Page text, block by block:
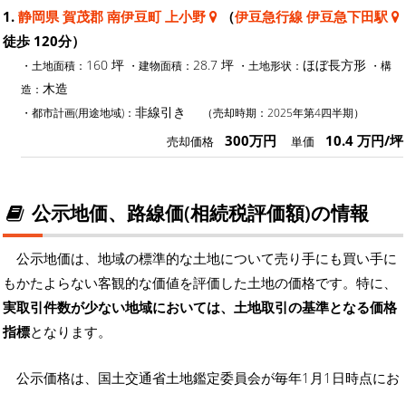
1. 静岡県 賀茂郡 南伊豆町 上小野 （伊豆急行線 伊豆急下田駅
徒歩 120分）
・土地面積： 160 坪 ・建物面積： 28.7 坪 ・土地形状： ほぼ長方形 ・構
造： 木造
・都市計画(用途地域)： 非線引き （売却時期：2025年第4四半期）
売却価格 300万円 単価 10.4 万円/坪
公示地価、路線価(相続税評価額)の情報
公示地価は、地域の標準的な土地について売り手にも買い手に
もかたよらない客観的な価値を評価した土地の価格です。特に、
実取引件数が少ない地域においては、土地取引の基準となる価格
指標となります。
公示価格は、国土交通省土地鑑定委員会が毎年1月1日時点にお